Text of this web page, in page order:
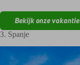
Bekijk onze
3. Spanje